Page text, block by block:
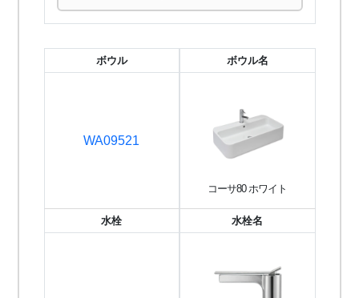
ボウル
WA09521
ボウル名
コーサ80 ホワイト
水栓 水栓名